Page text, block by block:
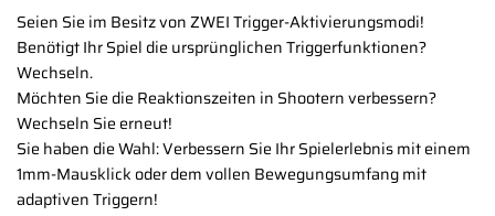
Seien Sie im Besitz von ZWEI Trigger-Aktivierungsmodi!
Benötigt Ihr Spiel die ursprünglichen Triggerfunktionen?
Wechseln.
Möchten Sie die Reaktionszeiten in Shootern verbessern?
Wechseln Sie erneut!
Sie haben die Wahl: Verbessern Sie Ihr Spielerlebnis mit einem
1mm-Mausklick oder dem vollen Bewegungsumfang mit
adaptiven Triggern!